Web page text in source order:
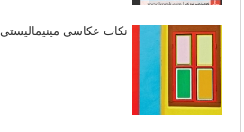
نکات عکاسی مینیمالیستی